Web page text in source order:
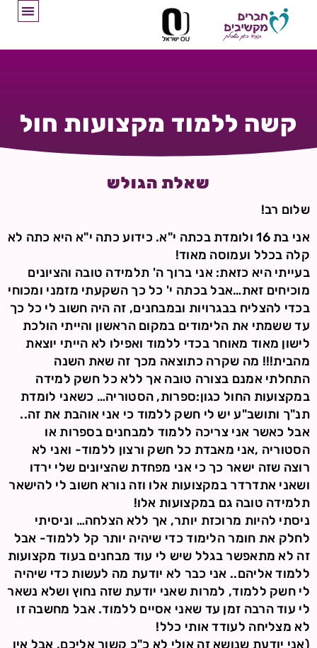
קשה ללמוד מקצועות חול
שאלת הגולש
שלום רב!
אני בת 16 ולומדת בכתה י"א. כידוע כתה י"א היא כתה לא
קלה בכלל ועמוסה מאוד!
בעייתי היא כזאת: אני ברוך ה' תלמידה טובה והציונים
מוכיחים זאת…אבל בכתה י' כל כך השקעתי מזמני ומכוחי
בכדי להצליח בבגרויות ובמבחנים, זה היה חשוב לי כל כך
עד ששמתי את הלימודים במקום הראשון והייתי הולכת
לישון מאוד מאוחר בכדי ללמוד ואפילו לא הייתי יוצאת
מהבית!!! מה שקרה כתוצאה מכך זה שאת השנה
התחלתי אמנם בצורה טובה אך ללא כל חשק למידה
במקצועות החול כגון:ספרות, הסטוריה… כשאני לומדת
תנ"ך ותושב"ע יש לי חשק ללמוד כי אני אוהבת את זה..
אבל כאשר אני צריכה ללמוד למבחנים בספרות או
הסטוריה ,אני מאבדת כל חשק ורצון ללמוד- ואני לא
רוצה שזה ישאר כך כי אני מפחדת שהציונים שלי ירדו
ושאני אתדרדר במקצועות אלו וזה נורא חשוב לי להישאר
תלמידה טובה גם במקצועות אלו!
ניסתי להיות מרוכזת יותר, אך ללא הצלחה… וניסיתי
לחלק את חומר הלימוד כדי שיהיה יותר קל ללמוד- אבל
זה לא מתאפשר בגלל שיש לי עוד מבחנים בעוד מקצועות
ללמוד אליהם.. אני כבר לא יודעת מה לעשות כדי שיהיה
לי חשק ללמוד, למרות שאני יודעת שזה נחוץ ושלא נשאר
לי עוד הרבה זמן עד שאני אסיים ללמוד. אבל מחשבה זו
לא מצליחה לעודד אותי כלל!
(אני יודעת שנושא זה אולי לא כ"כ קשור אליכם, אבל אין